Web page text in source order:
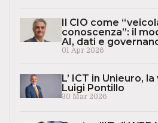
Il CIO come
conoscenza”: il
AI, dati e
01 Apr 2026
L’ ICT in Unieuro,
Luigi Pontillo
30 Mar 2026